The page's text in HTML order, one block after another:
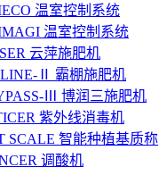
温室控制系统
温室控制系统
云萍施肥机
Ⅱ 霸棚施肥机
Ⅲ 博润三施肥机
紫外线消毒机
SCALE 智能种植基质称
调酸机